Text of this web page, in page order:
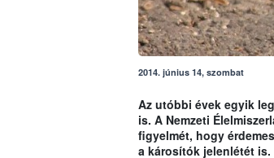
2014. június 14, szombat
Az utóbbi évek egyik
is. A Nemzeti
figyelmét, hogy
a károsítók jelenlétét is.